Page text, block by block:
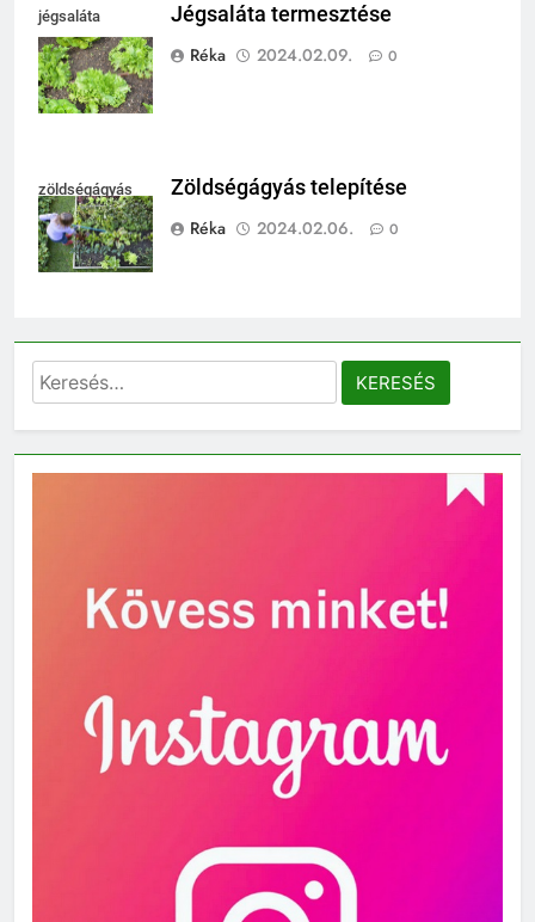
jégsaláta
termesztése
Jégsaláta termesztése
Réka
2024.02.09. 0
zöldségágyás
Zöldségágyás telepítése
Réka
2024.02.06. 0
Keresés: